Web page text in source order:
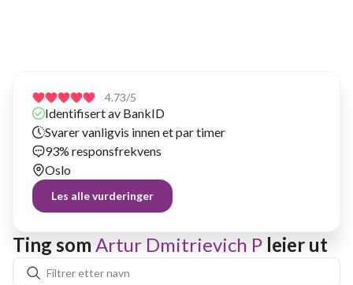
4.73/5
Identifisert av BankID
Svarer vanligvis innen et par timer
93% responsfrekvens
Oslo
Les alle vurderinger
Ting som Artur Dmitrievich P leier ut